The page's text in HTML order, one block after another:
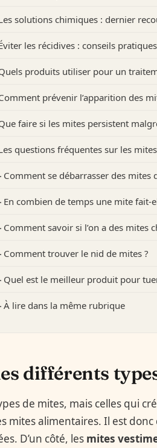
solutions chimiques : dernier
les récidives : conseils pratiques
produits utiliser pour un
prévenir l’apparition des
faire si les mites persistent
questions fréquentes sur les mites
Comment se débarrasser des mites
En combien de temps une mite fait-
Comment savoir si l’on a des mites
Comment trouver le nid de mites ?
Quel est le meilleur produit pour
À lire dans la même rubrique
différents
de mites, mais celles qui
mites alimentaires. Il est
D’un côté, les mites